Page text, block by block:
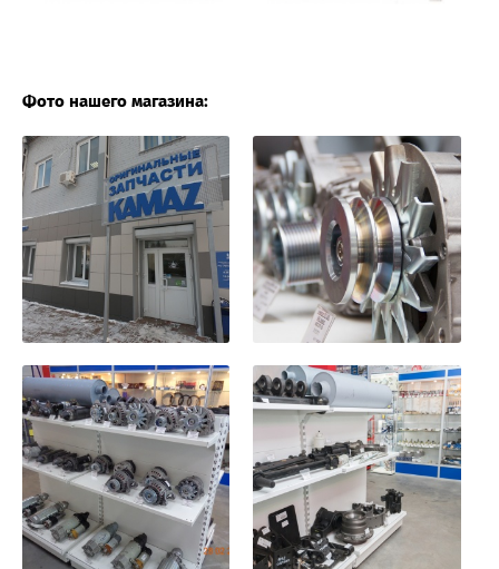
Фото нашего магазина: